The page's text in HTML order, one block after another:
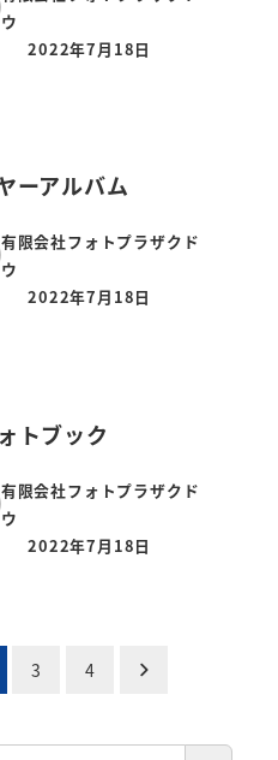
ウ
投稿日
2022年7月18日
ーアルバム
有限会社フォトプラザクド
ウ
投稿日
2022年7月18日
トブック
有限会社フォトプラザクド
ウ
投稿日
2022年7月18日
3 4